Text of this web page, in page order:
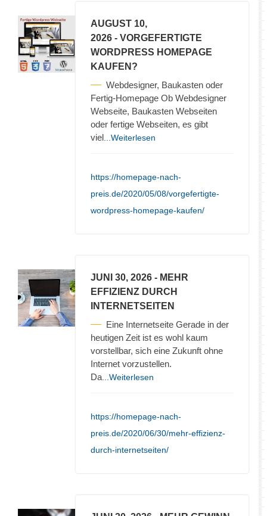
AUGUST 10,
2026 - VORGEFERTIGTE
WORDPRESS HOMEPAGE
KAUFEN?
Webdesigner, Baukasten oder
Fertig-Homepage Ob Webdesigner
Webseite, Baukasten Webseiten
oder fertige Webseiten, es gibt
viel ...Weiterlesen
https://homepage-nach-
preis.de/2020/05/08/vorgefertigte-
wordpress-homepage-kaufen/
JUNI 30, 2026 - MEHR
EFFIZIENZ DURCH
INTERNETSEITEN
Eine Internetseite Gerade in der
heutigen Zeit ist es wohl kaum
vorstellbar, sich eine Zukunft ohne
Internet vorzustellen.
Da ...Weiterlesen
https://homepage-nach-
preis.de/2020/06/30/mehr-effizienz-
durch-internetseiten/